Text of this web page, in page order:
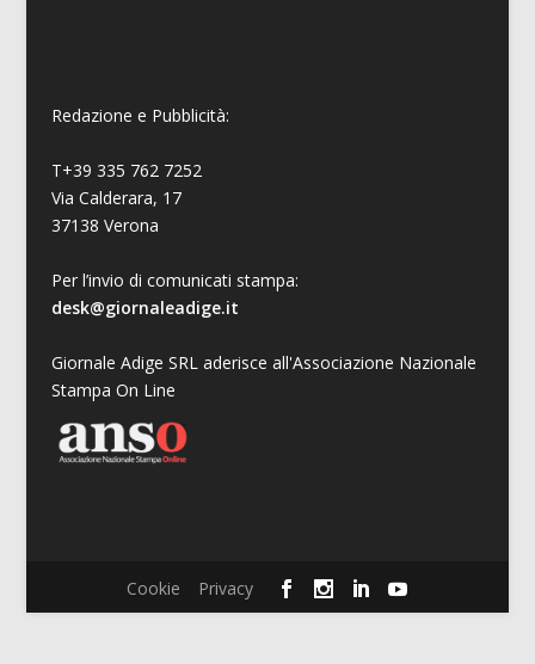
Redazione e Pubblicità:
T+39 335 762 7252
Via Calderara, 17
37138 Verona
Per l’invio di comunicati stampa:
desk@giornaleadige.it
Giornale Adige SRL aderisce all'Associazione Nazionale
Stampa On Line
Cookie Privacy